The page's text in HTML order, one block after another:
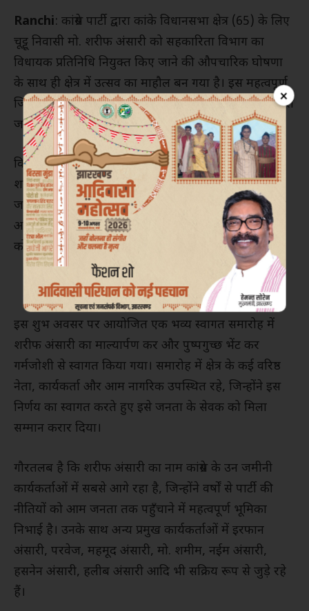
×
Ranchi: कांग्रेस पार्टी द्वारा कांके विधानसभा क्षेत्र (65) के लिए
चूट्टू निवासी मो. शरीफ अंसारी को सहकारिता विभाग का
विधायक प्रतिनिधि नियुक्त किए जाने की औपचारिक घोषणा
के साथ ही क्षेत्र में उत्सव का माहौल बन गया है। इस महत्वपूर्ण
जिम्मेदारी की पुष्टि स्थानीय विधायक श्री सुरेश कुमार बैठा द्वारा
जारी एक पत्र के माध्यम से की गई।
विधायक सुरेश कुमार बैठा ने पत्र में उल्लेख किया कि मो.
शरीफ अंसारी की संगठनात्मक निष्ठा, समाज सेवा और
जनसमर्थन को देखते हुए उन्हें यह जिम्मेदारी दी गई है। उन्होंने
आशा जताई कि अंसारी अपने अनुभव और समर्पण से संगठन
को नई ऊंचाइयों तक पहुंचाएंगे।
इस शुभ अवसर पर आयोजित एक भव्य स्वागत समारोह में
शरीफ अंसारी का माल्यार्पण कर और पुष्पगुच्छ भेंट कर
गर्मजोशी से स्वागत किया गया। समारोह में क्षेत्र के कई वरिष्ठ
नेता, कार्यकर्ता और आम नागरिक उपस्थित रहे, जिन्होंने इस
निर्णय का स्वागत करते हुए इसे जनता के सेवक को मिला
सम्मान करार दिया।
गौरतलब है कि शरीफ अंसारी का नाम कांग्रेस के उन जमीनी
कार्यकर्ताओं में सबसे आगे रहा है, जिन्होंने वर्षों से पार्टी की
नीतियों को आम जनता तक पहुँचाने में महत्वपूर्ण भूमिका
निभाई है। उनके साथ अन्य प्रमुख कार्यकर्ताओं में इरफान
अंसारी, परवेज, महमूद अंसारी, मो. शमीम, नईम अंसारी,
हसनेन अंसारी, हलीब अंसारी आदि भी सक्रिय रूप से जुड़े रहे
हैं।